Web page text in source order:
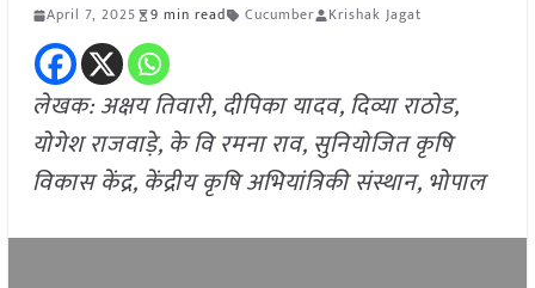
April 7, 2025 9 min read Cucumber Krishak Jagat
लेखक: अक्षय तिवारी, दीपिका यादव, दिव्या राठोड,
योगेश राजवाड़े, के वि रमना राव, सुनियोजित कृषि
विकास केंद्र, केंद्रीय कृषि अभियांत्रिकी संस्थान, भोपाल